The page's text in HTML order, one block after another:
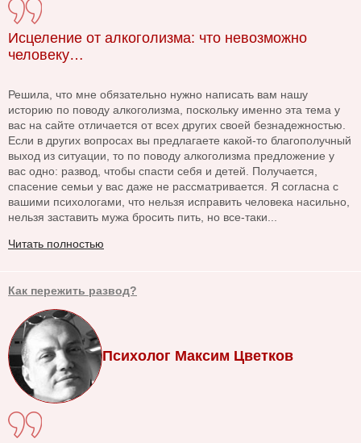
Исцеление от алкоголизма: что невозможно
человеку…
Решила, что мне обязательно нужно написать вам нашу
историю по поводу алкоголизма, поскольку именно эта тема у
вас на сайте отличается от всех других своей безнадежностью.
Если в других вопросах вы предлагаете какой-то благополучный
выход из ситуации, то по поводу алкоголизма предложение у
вас одно: развод, чтобы спасти себя и детей. Получается,
спасение семьи у вас даже не рассматривается. Я согласна с
вашими психологами, что нельзя исправить человека насильно,
нельзя заставить мужа бросить пить, но все-таки...
Читать полностью
Как пережить развод?
Психолог Максим Цветков